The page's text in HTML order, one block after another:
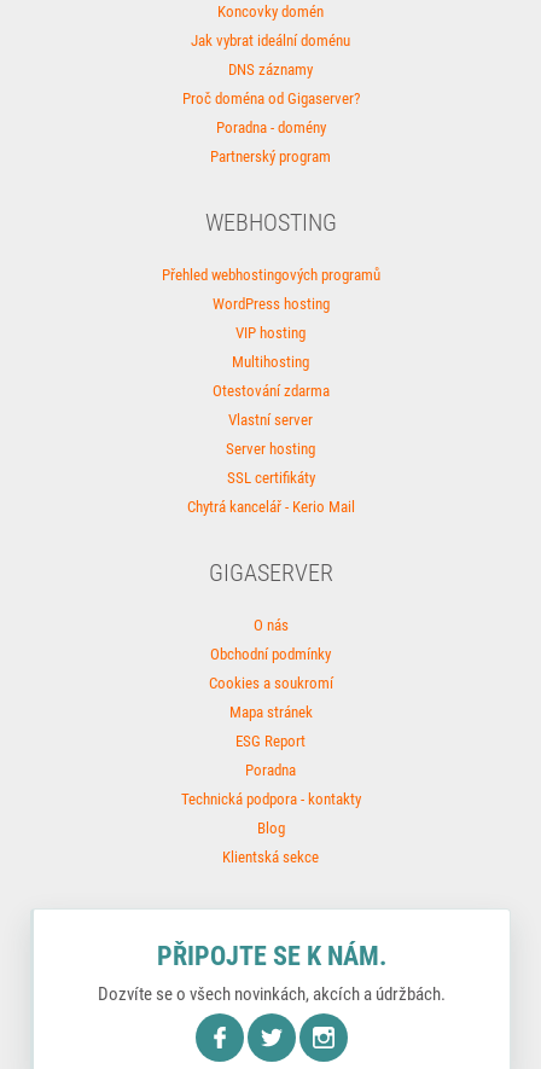
Koncovky domén
Jak vybrat ideální doménu
DNS záznamy
Proč doména od Gigaserver?
Poradna - domény
Partnerský program
WEBHOSTING
Přehled webhostingových programů
WordPress hosting
VIP hosting
Multihosting
Otestování zdarma
Vlastní server
Server hosting
SSL certifikáty
Chytrá kancelář - Kerio Mail
GIGASERVER
O nás
Obchodní podmínky
Cookies a soukromí
Mapa stránek
ESG Report
Poradna
Technická podpora - kontakty
Blog
Klientská sekce
PŘIPOJTE SE K NÁM.
Dozvíte se o všech novinkách, akcích a údržbách.